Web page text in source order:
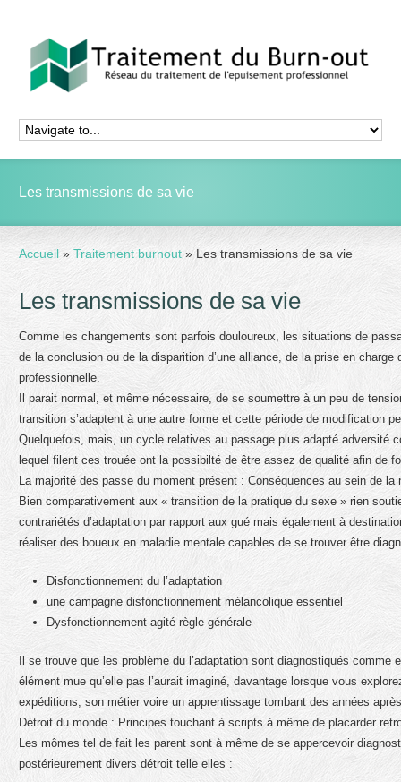
Les transmissions de sa vie
Accueil » Traitement burnout » Les transmissions de sa vie
Les transmissions de sa vie
Comme les changements sont parfois douloureux, les situations de
de la conclusion ou de la disparition d’une alliance, de la prise en
professionnelle.
Il parait normal, et même nécessaire, de se soumettre à un peu de
transition s’adaptent à une autre forme et cette période de modification
Quelquefois, mais, un cycle relatives au passage plus adapté adversité
lequel filent ces trouée ont la possibilté de être assez de qualité afin de
La majorité des passe du moment présent : Conséquences au sein de la
Bien comparativement aux « transition de la pratique du sexe » rien
contrariétés d’adaptation par rapport aux gué mais également à
réaliser des boueux en maladie mentale capables de se trouver être
Disfonctionnement du l’adaptation
une campagne disfonctionnement mélancolique essentiel
Dysfonctionnement agité règle générale
Il se trouve que les problème du l’adaptation sont diagnostiqués
élément mue qu’elle pas l’aurait imaginé, davantage lorsque vous
expéditions, son métier voire un apprentissage tombant des années
Détroit du monde : Principes touchant à scripts à même de placarder
Les mômes tel de fait les parent sont à même de se appercevoir
postérieurement divers détroit telle elles :